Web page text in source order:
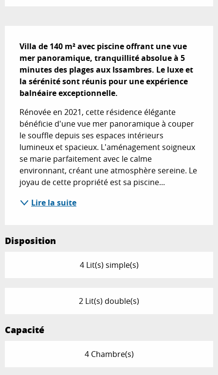
Villa de 140 m² avec piscine offrant une vue
mer panoramique, tranquillité absolue à 5
minutes des plages aux Issambres. Le luxe et
la sérénité sont réunis pour une expérience
balnéaire exceptionnelle.
Rénovée en 2021, cette résidence élégante
bénéficie d'une vue mer panoramique à couper
le souffle depuis ses espaces intérieurs
lumineux et spacieux. L'aménagement soigneux
se marie parfaitement avec le calme
environnant, créant une atmosphère sereine. Le
joyau de cette propriété est sa piscine...
Lire la suite
Disposition
4 Lit(s) simple(s)
2 Lit(s) double(s)
Capacité
4 Chambre(s)